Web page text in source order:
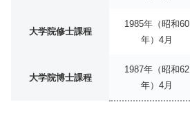
大学院修士課程
1985年（昭和60
年）4月
大学院博士課程
1987年（昭和62
年）4月